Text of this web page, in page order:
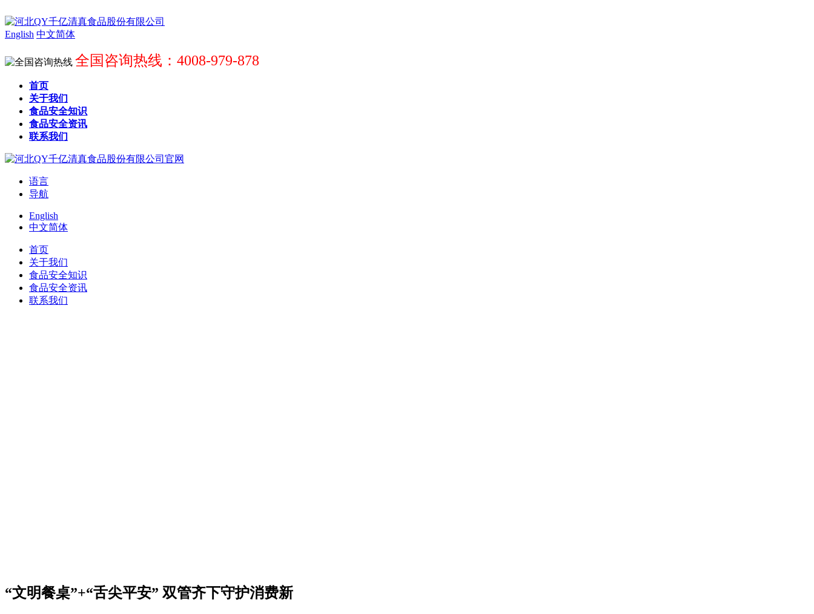
English 中文简体
全国咨询热线：4008-979-878
首页
关于我们
食品安全知识
食品安全资讯
联系我们
语言
导航
English
中文简体
首页
关于我们
食品安全知识
食品安全资讯
联系我们
“文明餐桌”+“舌尖平安” 双管齐下守护消费新